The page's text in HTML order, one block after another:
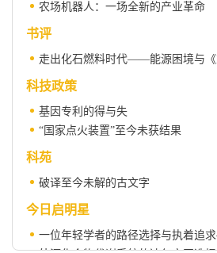
农场机器人：一场全新的产业革命
书评
科技政策
基因专利的得与失
“国家点火装置”至今未获结果
科苑
破译至今未解的古文字
今日启明星